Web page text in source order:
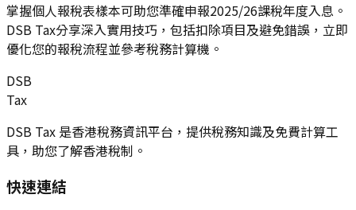
掌握個人報稅表樣本可助您準確申報2025/26課稅年度入息。
DSB Tax分享深入實用技巧，包括扣除項目及避免錯誤，立即
優化您的報稅流程並參考稅務計算機。
DSB
Tax
DSB Tax 是香港稅務資訊平台，提供稅務知識及免費計算工
具，助您了解香港稅制。
快速連結